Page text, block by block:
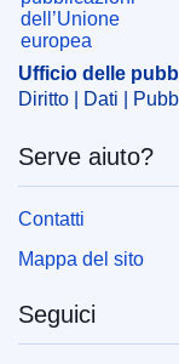
Ufficio delle
Diritto | Dati |
Serve aiuto?
Contatti
Mappa del sito
Seguici